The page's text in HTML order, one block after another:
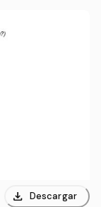
download Descargar